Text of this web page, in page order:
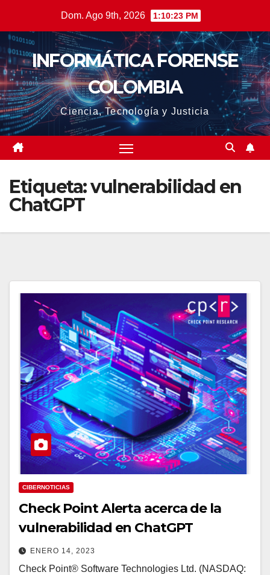
contenido
Dom. Ago 9th, 2026 1:10:24 PM
INFORMÁTICA FORENSE
COLOMBIA
Ciencia, Tecnología y Justicia
Etiqueta:vulnerabilidad en
ChatGPT
CIBERNOTICIAS
Check Point Alerta acerca de la
vulnerabilidad en ChatGPT
ENERO 14, 2023
Check Point® Software Technologies Ltd. (NASDAQ: